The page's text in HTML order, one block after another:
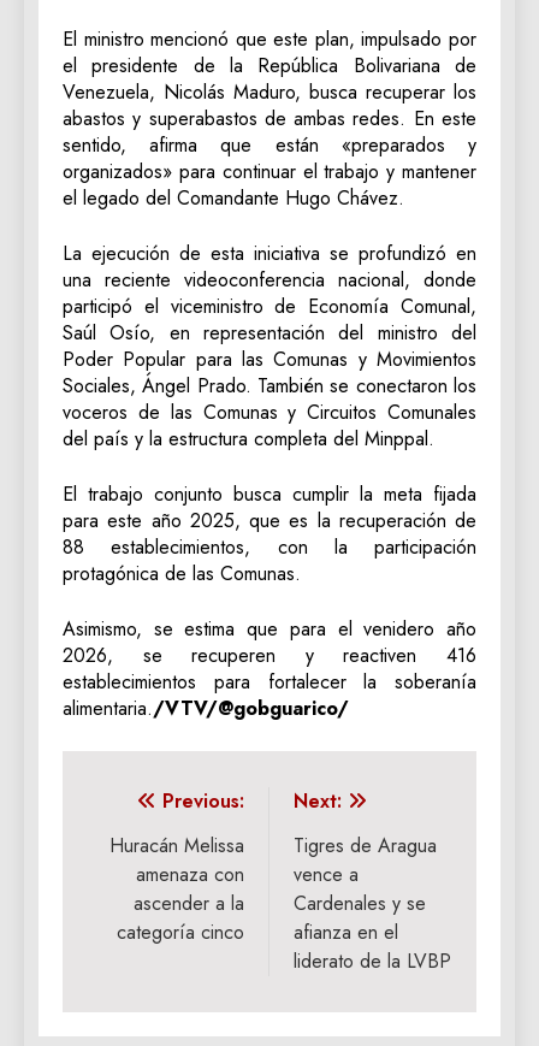
El ministro mencionó que este plan, impulsado por
el presidente de la República Bolivariana de
Venezuela, Nicolás Maduro, busca recuperar los
abastos y superabastos de ambas redes. En este
sentido, afirma que están «preparados y
organizados» para continuar el trabajo y mantener
el legado del Comandante Hugo Chávez.
La ejecución de esta iniciativa se profundizó en
una reciente videoconferencia nacional, donde
participó el viceministro de Economía Comunal,
Saúl Osío, en representación del ministro del
Poder Popular para las Comunas y Movimientos
Sociales, Ángel Prado. También se conectaron los
voceros de las Comunas y Circuitos Comunales
del país y la estructura completa del Minppal.
El trabajo conjunto busca cumplir la meta fijada
para este año 2025, que es la recuperación de
88 establecimientos, con la participación
protagónica de las Comunas.
Asimismo, se estima que para el venidero año
2026, se recuperen y reactiven 416
establecimientos para fortalecer la soberanía
alimentaria./VTV/@gobguarico/
Navegación
de
entradas
Previous:
Huracán Melissa
amenaza con
ascender a la
categoría cinco
Next:
Tigres de Aragua
vence a
Cardenales y se
afianza en el
liderato de la LVBP